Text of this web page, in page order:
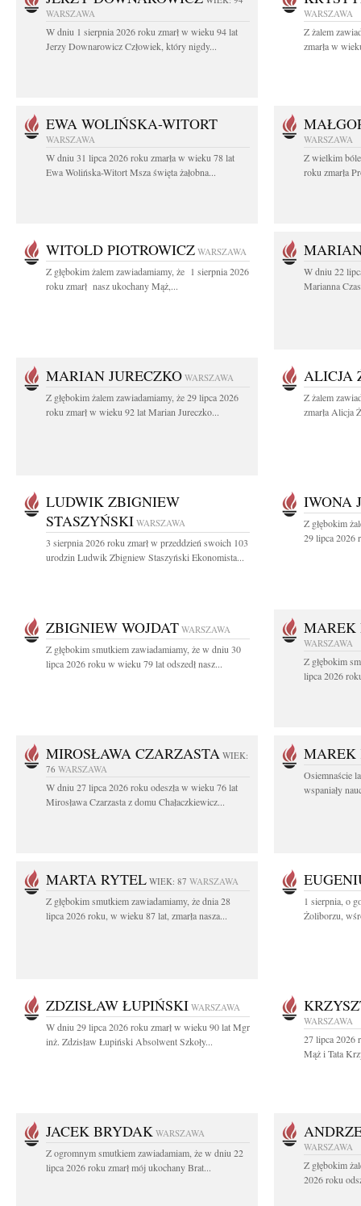
WARSZAWA
W dniu 1 sierpnia 2026 roku zmarł w wieku 94 lat
Jerzy Downarowicz Człowiek, który nigdy...
WARSZAWA
Z żalem
zmarła w
EWA WOLIŃSKA-WITORT
WARSZAWA
W dniu 31 lipca 2026 roku zmarła w wieku 78 lat
Ewa Wolińska-Witort Msza święta żałobna...
WARSZAWA
Z wielkim
roku zmarła
WITOLD PIOTROWICZ WARSZAWA
Z głębokim żalem zawiadamiamy, że 1 sierpnia 2026
roku zmarł nasz ukochany Mąż,...
W dniu 22
Marianna
MARIAN JURECZKO WARSZAWA
Z głębokim żalem zawiadamiamy, że 29 lipca 2026
roku zmarł w wieku 92 lat Marian Jureczko...
ALICJA
Z żalem
zmarła Alicja
LUDWIK ZBIGNIEW
STASZYŃSKI WARSZAWA
3 sierpnia 2026 roku zmarł w przeddzień swoich 103
urodzin Ludwik Zbigniew Staszyński Ekonomista...
IWONA
Z głębokim
29 lipca 2026
ZBIGNIEW WOJDAT WARSZAWA
Z głębokim smutkiem zawiadamiamy, że w dniu 30
lipca 2026 roku w wieku 79 lat odszedł nasz...
MAREK
WARSZAWA
Z głębokim
lipca 2026
MIROSŁAWA CZARZASTA WIEK:
76 WARSZAWA
W dniu 27 lipca 2026 roku odeszła w wieku 76 lat
Mirosława Czarzasta z domu Chałaczkiewicz...
MAREK
Osiemnaście
wspaniały
MARTA RYTEL WIEK: 87 WARSZAWA
Z głębokim smutkiem zawiadamiamy, że dnia 28
lipca 2026 roku, w wieku 87 lat, zmarła nasza...
1 sierpnia, o
Żoliborzu,
ZDZISŁAW ŁUPIŃSKI WARSZAWA
W dniu 29 lipca 2026 roku zmarł w wieku 90 lat Mgr
inż. Zdzisław Łupiński Absolwent Szkoły...
WARSZAWA
27 lipca 2026
Mąż i Tata
JACEK BRYDAK WARSZAWA
Z ogromnym smutkiem zawiadamiam, że w dniu 22
lipca 2026 roku zmarł mój ukochany Brat...
WARSZAWA
Z głębokim
2026 roku